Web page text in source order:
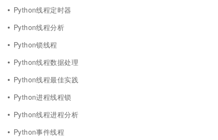
Python线程定时器
Python线程分析
Python锁线程
Python线程数据处理
Python线程最佳实践
Python进程线程锁
Python线程进程分析
Python事件线程